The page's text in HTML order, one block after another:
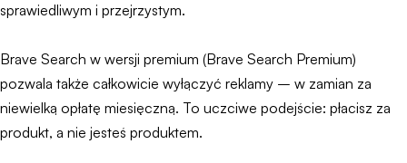
sprawiedliwym i przejrzystym.
Brave Search w wersji premium (Brave Search Premium)
pozwala także całkowicie wyłączyć reklamy – w zamian za
niewielką opłatę miesięczną. To uczciwe podejście: płacisz za
produkt, a nie jesteś produktem.